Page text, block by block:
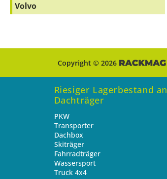
Volvo
Copyright © 2026
Riesiger Lagerbestand an
Dachträger
PKW
Transporter
Dachbox
Skiträger
Fahrradträger
Wassersport
Truck 4x4